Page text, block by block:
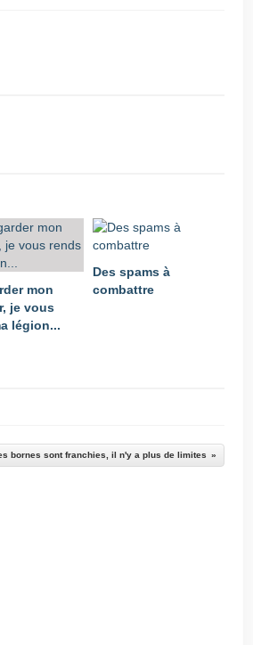
mon
je vous
légion...
Des spams à
combattre
bornes sont franchies, il n'y a plus de limites